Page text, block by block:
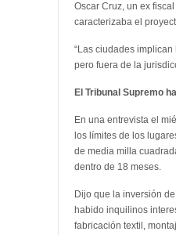
Oscar Cruz, un ex
caracterizaba el
“Las ciudades
pero fuera de la
El Tribunal Supremo
En una entrevista el
los límites de los
de media milla
dentro de 18 meses.
Dijo que la inversión
habido inquilinos
fabricación textil,